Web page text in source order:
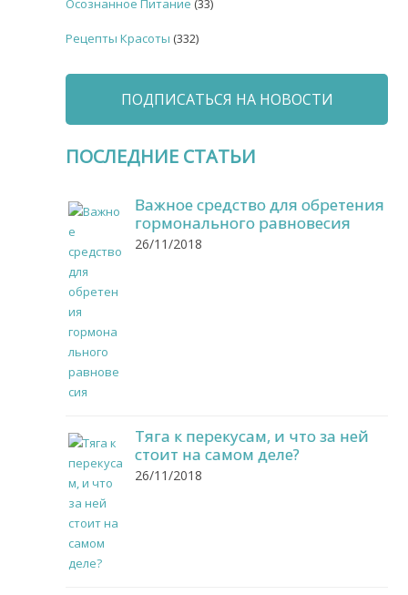
Рецепты Красоты (332)
ПОДПИСАТЬСЯ НА НОВОСТИ
ПОСЛЕДНИЕ СТАТЬИ
Важное средство для обретения
гормонального равновесия
26/11/2018
Тяга к перекусам, и что за ней
стоит на самом деле?
26/11/2018